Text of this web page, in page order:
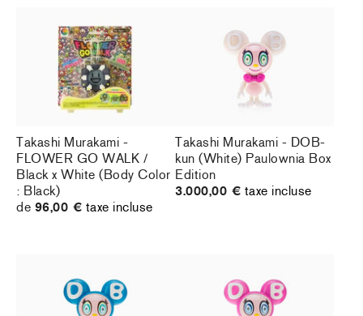
Takashi Murakami -
FLOWER GO WALK /
Black x White (Body Color
: Black)
de 96,00 € taxe incluse
Takashi Murakami - DOB-
kun (White) Paulownia Box
Edition
3.000,00 € taxe incluse